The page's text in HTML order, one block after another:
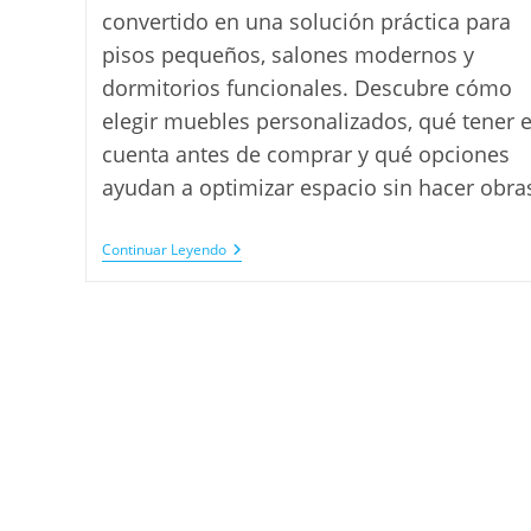
convertido en una solución práctica para
pisos pequeños, salones modernos y
dormitorios funcionales. Descubre cómo
elegir muebles personalizados, qué tener
cuenta antes de comprar y qué opciones
ayudan a optimizar espacio sin hacer
Continuar LeyendoMuebles
A